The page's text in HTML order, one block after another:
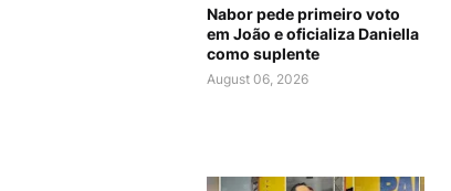
Nabor pede primeiro voto
em João e oficializa Daniella
como suplente
August 06, 2026